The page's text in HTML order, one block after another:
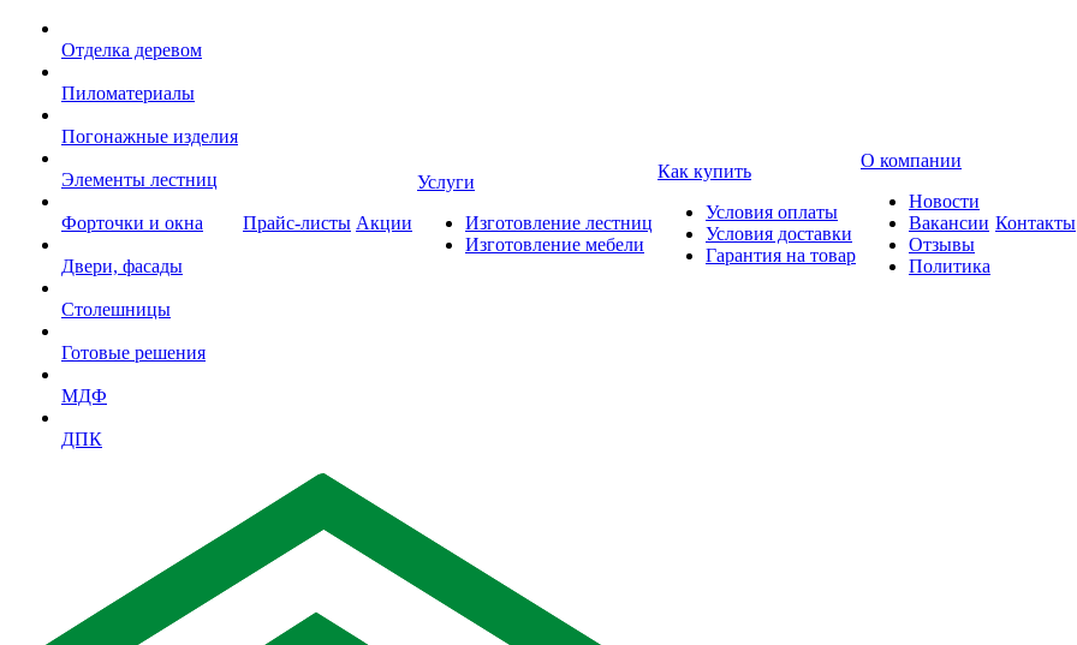
Отделка деревом
Пиломатериалы
Погонажные изделия
Элементы лестниц
Форточки и окна
Двери, фасады
Столешницы
Готовые решения
МДФ
ДПК
Прайс-листы Акции
Услуги
Изготовление лестниц
Изготовление мебели
Как купить
Условия оплаты
Условия доставки
Гарантия на товар
О компании
Новости
Вакансии
Отзывы
Политика
Контакты